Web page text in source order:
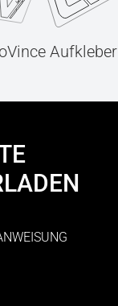
Aufkleber